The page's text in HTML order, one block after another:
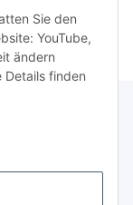
Sie den
YouTube,
ändern
Details finden